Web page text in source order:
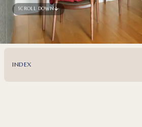
SCROLL DOWN
INDEX